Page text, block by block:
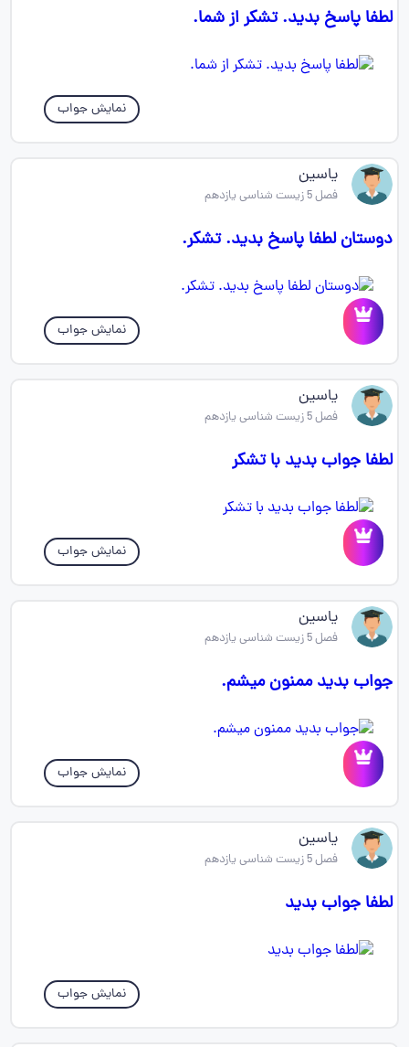
لطفا پاسخ بدید. تشکر از شما.
نمایش جواب
یاسین
فصل 5 زیست شناسی یازدهم
دوستان لطفا پاسخ بدید. تشکر.
نمایش جواب
یاسین
فصل 5 زیست شناسی یازدهم
لطفا جواب بدید با تشکر
نمایش جواب
یاسین
فصل 5 زیست شناسی یازدهم
جواب بدید ممنون میشم.
نمایش جواب
یاسین
فصل 5 زیست شناسی یازدهم
لطفا جواب بدید
نمایش جواب